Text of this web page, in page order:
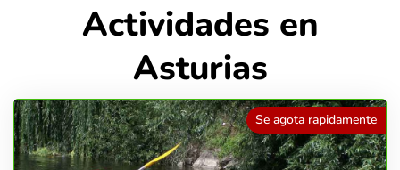
Actividades en
Asturias
Se agota rapidamente